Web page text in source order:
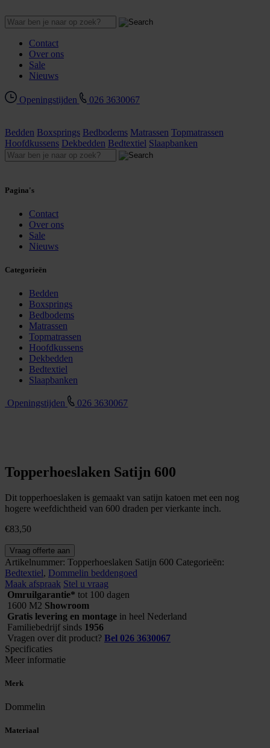
Contact
Over ons
Sale
Nieuws
Openingstijden 026 3630067
Bedden Boxsprings Bedbodems Matrassen Topmatrassen
Hoofdkussens Dekbedden Bedtextiel Slaapbanken
Pagina's
Contact
Over ons
Sale
Nieuws
Categorieën
Bedden
Boxsprings
Bedbodems
Matrassen
Topmatrassen
Hoofdkussens
Dekbedden
Bedtextiel
Slaapbanken
Openingstijden 026 3630067
Topperhoeslaken Satijn 600
Dit topperhoeslaken is gemaakt van satijn katoen met een nog
hogere weefdichtheid van 600 draden per vierkante inch.
€83,50
Topperhoeslaken
Satijn
600
aantal
Vraag offerte aan
Artikelnummer: Topperhoeslaken Satijn 600 Categorieën:
Bedtextiel, Dommelin beddengoed
Maak afspraak Stel u vraag
Omruilgarantie* tot 100 dagen
1600 M2 Showroom
Gratis levering en montage in heel Nederland
Familiebedrijf sinds 1956
Vragen over dit product? Bel 026 3630067
Specificaties
Meer informatie
Merk
Dommelin
Materiaal